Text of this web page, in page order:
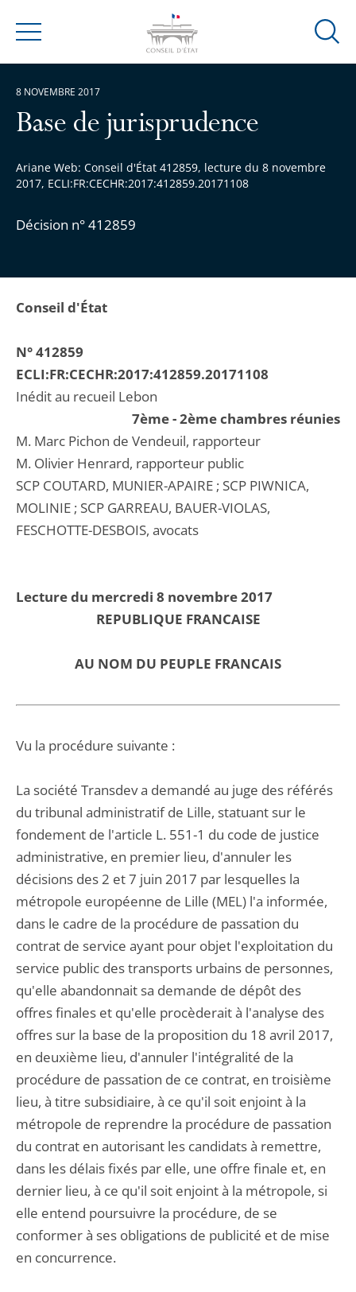
Menu
Ouvrir
Base de jurisprudence
Ariane Web: Conseil d'État 412859, lecture du 8 novembre
2017, ECLI:FR:CECHR:2017:412859.20171108
Décision n° 412859
8 NOVEMBRE 2017
Conseil d'État
N° 412859
ECLI:FR:CECHR:2017:412859.20171108
Inédit au recueil Lebon
7ème - 2ème chambres réunies
M. Marc Pichon de Vendeuil, rapporteur
M. Olivier Henrard, rapporteur public
SCP COUTARD, MUNIER-APAIRE ; SCP PIWNICA,
MOLINIE ; SCP GARREAU, BAUER-VIOLAS,
FESCHOTTE-DESBOIS, avocats
Lecture du mercredi 8 novembre 2017
REPUBLIQUE FRANCAISE
AU NOM DU PEUPLE FRANCAIS
Vu la procédure suivante :
La société Transdev a demandé au juge des référés
du tribunal administratif de Lille, statuant sur le
fondement de l'article L. 551-1 du code de justice
administrative, en premier lieu, d'annuler les
décisions des 2 et 7 juin 2017 par lesquelles la
métropole européenne de Lille (MEL) l'a informée,
dans le cadre de la procédure de passation du
contrat de service ayant pour objet l'exploitation du
service public des transports urbains de personnes,
qu'elle abandonnait sa demande de dépôt des
offres finales et qu'elle procèderait à l'analyse des
offres sur la base de la proposition du 18 avril 2017,
en deuxième lieu, d'annuler l'intégralité de la
procédure de passation de ce contrat, en troisième
lieu, à titre subsidiaire, à ce qu'il soit enjoint à la
métropole de reprendre la procédure de passation
du contrat en autorisant les candidats à remettre,
dans les délais fixés par elle, une offre finale et, en
dernier lieu, à ce qu'il soit enjoint à la métropole, si
elle entend poursuivre la procédure, de se
conformer à ses obligations de publicité et de mise
en concurrence.